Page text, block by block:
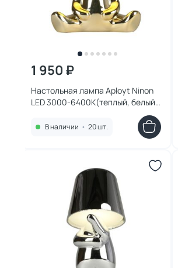
1 950 ₽
Настольная лампа Aployt Ninon
LED 3000-6400К(теплый, белый,
В наличии • 20 шт.